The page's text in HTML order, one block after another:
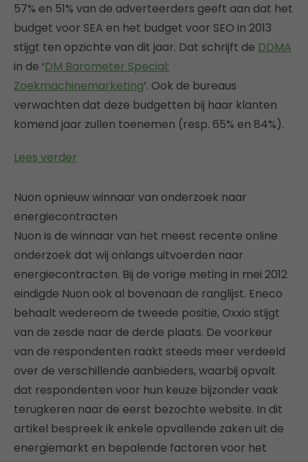
57% en 51% van de adverteerders geeft aan dat het
budget voor SEA en het budget voor SEO in 2013
stijgt ten opzichte van dit jaar. Dat schrijft de DDMA
in de ‘DM Barometer Special:
Zoekmachinemarketing’. Ook de bureaus
verwachten dat deze budgetten bij haar klanten
komend jaar zullen toenemen (resp. 65% en 84%).
Lees verder
Nuon opnieuw winnaar van onderzoek naar
energiecontracten
Nuon is de winnaar van het meest recente online
onderzoek dat wij onlangs uitvoerden naar
energiecontracten. Bij de vorige meting in mei 2012
eindigde Nuon ook al bovenaan de ranglijst. Eneco
behaalt wedereom de tweede positie, Oxxio stijgt
van de zesde naar de derde plaats. De voorkeur
van de respondenten raakt steeds meer verdeeld
over de verschillende aanbieders, waarbij opvalt
dat respondenten voor hun keuze bijzonder vaak
terugkeren naar de eerst bezochte website. In dit
artikel bespreek ik enkele opvallende zaken uit de
energiemarkt en bepalende factoren voor het